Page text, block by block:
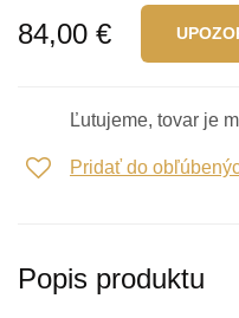
84,00 €
Ľutujeme, tovar je
Pridať do
Popis produktu